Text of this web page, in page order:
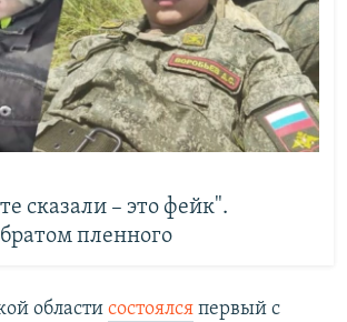
сказали – это фейк".
пленного
области состоялся первый с